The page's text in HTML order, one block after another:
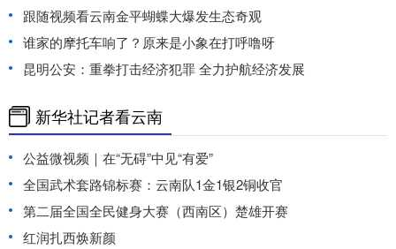
跟随视频看云南金平蝴蝶大爆发生态奇观
谁家的摩托车响了？原来是小象在打呼噜呀
昆明公安：重拳打击经济犯罪 全力护航经济发展
新华社记者看云南
公益微视频｜在“无碍”中见“有爱”
全国武术套路锦标赛：云南队1金1银2铜收官
第二届全国全民健身大赛（西南区）楚雄开赛
红润扎西焕新颜